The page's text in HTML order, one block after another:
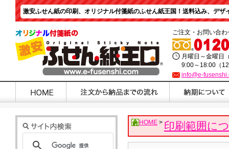
激安ふせん紙の印刷、オリジナル付箋紙のふせん紙王国！送料込み、デザ
ご注文・お問い合
月曜日～金曜日
9:00～18:00（
info@e-
HOME > 印刷範囲に